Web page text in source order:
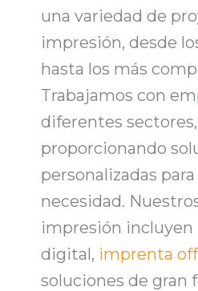
una variedad de
impresión, desde
hasta los más
Trabajamos con
diferentes sectores,
proporcionando
personalizadas para
necesidad.
impresión
digital, imprenta
soluciones de gran